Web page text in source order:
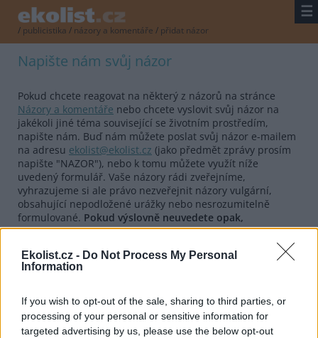
Ekolist.cz - Do Not Process My Personal
Information
If you wish to opt-out of the sale, sharing to third parties, or
processing of your personal or sensitive information for
targeted advertising by us, please use the below opt-out
/ publicistika / názory a komentáře / přidat názor
☰
Napište nám svůj názor
Pokud chcete reagovat na některý z názorů na stránce
Názory a komentáře nebo chcete vyslovit svůj názor na
jakékoli jiné téma související se životním prostředím,
napište nám. Buď nám můžete poslat svůj názor e-mailem
na adresu ekolist@ekolist.cz (jako předmět zprávy prosím
napište "NAZOR"), nebo k tomu můžete využít níže
uvedený formulář. Vaše názory rádi zveřejníme,
vyhrazujeme si ale právo nezveřejnit názory vulgární,
obsahující nepodložené urážky nebo nesrozumitelně
formulované. Pokud výslovně neuvedete opak,
předpokládáme, že souhlasíte se zveřejněním vašeho
Autor